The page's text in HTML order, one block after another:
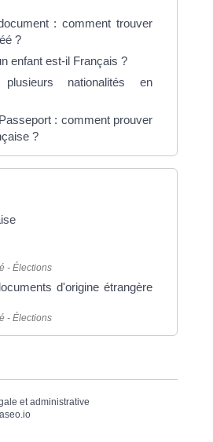
: comment trouver
?
enfant est-il Français ?
nationalités en
: comment prouver
?
- Élections
d'origine étrangère
- Élections
et administrative